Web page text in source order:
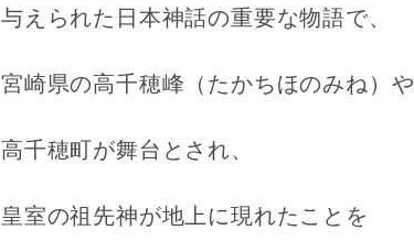
与えられた日本神話の重要な物語で、
宮崎県の高千穂峰（たかちほのみね）や
高千穂町が舞台とされ、
皇室の祖先神が地上に現れたことを